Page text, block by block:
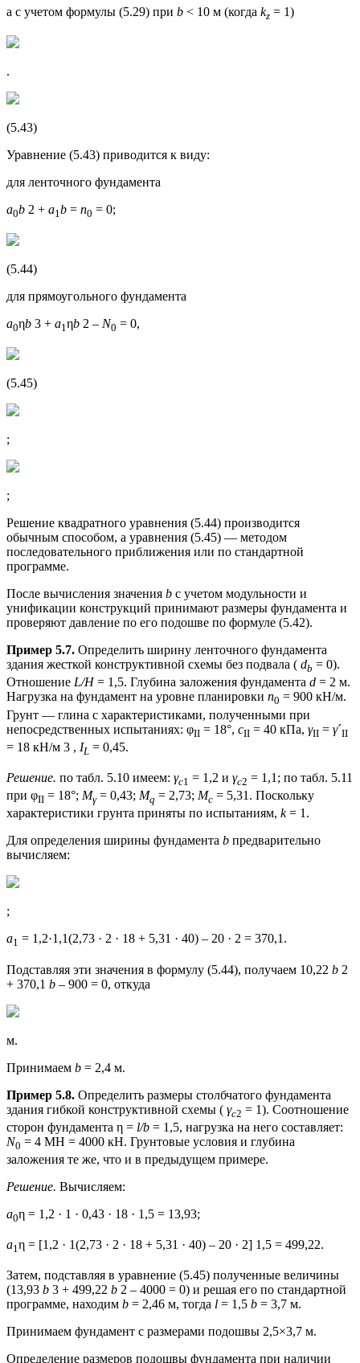
а с учетом формулы (5.29) при b < 10 м (когда kz = 1)
.
(5.43)
Уравнение (5.43) приводится к виду:
для ленточного фундамента
a0b 2 + a1b = n0 = 0;
(5.44)
для прямоугольного фундамента
a0ηb 3 + a1ηb 2 – N0 = 0,
(5.45)
;
;
Решение квадратного уравнения (5.44) производится
обычным способом, а уравнения (5.45) — методом
последовательного приближения или по стандартной
программе.
После вычисления значения b с учетом модульности и
унификации конструкций принимают размеры фундамента и
проверяют давление по его подошве по формуле (5.42).
Пример 5.7. Определить ширину ленточного фундамента
здания жесткой конструктивной схемы без подвала ( db = 0).
Отношение L/H= 1,5. Глубина заложения фундамента d = 2 м.
Нагрузка на фундамент на уровне планировки n0 = 900 кН/м.
Грунт — глина с характеристиками, полученными при
непосредственных испытаниях: φII = 18°, cII = 40 кПа, γII = γ´II
= 18 кН/м 3 , IL = 0,45.
Решение. по табл. 5.10 имеем: γс1 = 1,2 и γс2 = 1,1; по табл. 5.11
при φII = 18°; Мγ= 0,43; Мq = 2,73; Мc = 5,31. Поскольку
характеристики грунта приняты по испытаниям, k= 1.
Для определения ширины фундамента b предварительно
вычисляем:
;
a1 = 1,2·1,1(2,73 · 2 · 18 + 5,31 · 40) – 20 · 2 = 370,1.
Подставляя эти значения в формулу (5.44), получаем 10,22 b 2
+ 370,1 b – 900 = 0, откуда
м.
Принимаем b = 2,4 м.
Пример 5.8. Определить размеры столбчатого фундамента
здания гибкой конструктивной схемы ( γс2 = 1). Соотношение
сторон фундамента η = l/b = 1,5, нагрузка на него составляет:
N0 = 4 МН = 4000 кН. Грунтовые условия и глубина
заложения те же, что и в предыдущем примере.
Решение. Вычисляем:
a0η = 1,2 · 1 · 0,43 · 18 · 1,5 = 13,93;
a1η = [1,2 · 1(2,73 · 2 · 18 + 5,31 · 40) – 20 · 2] 1,5 = 499,22.
Затем, подставляя в уравнение (5.45) полученные величины
(13,93 b 3 + 499,22 b 2 – 4000 = 0) и решая его по стандартной
программе, находим b = 2,46 м, тогда l = 1,5 b = 3,7 м.
Принимаем фундамент с размерами подошвы 2,5×3,7 м.
Определение размеров подошвы фундамента при наличии